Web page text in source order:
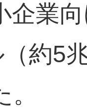
企業
約5